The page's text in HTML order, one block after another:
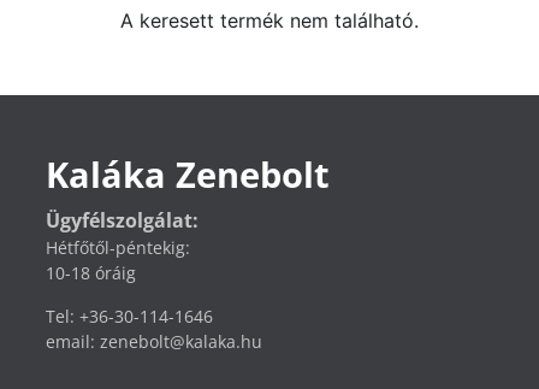
A keresett termék nem található.
Kaláka Zenebolt
Ügyfélszolgálat:
Hétfőtől-péntekig:
10-18 óráig
Tel: +36-30-114-1646
email: zenebolt@kalaka.hu